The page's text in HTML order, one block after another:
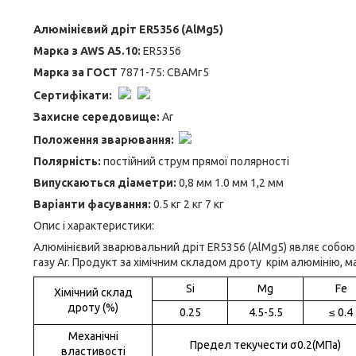
Алюмінієвий дріт ER5356 (AlMg5)
Марка з AWS A5.10: ER5356
Марка за ГОСТ 7871-75: СВАМг5
Сертифікати:
Захисне середовище: Ar
Положення зварювання:
Полярність: постійний струм прямої полярності
Випускаються діаметри: 0,8 мм 1.0 мм 1,2 мм
Варіанти фасування: 0.5 кг 2 кг 7 кг
Опис і характеристики:
Алюмінієвий зварювальний дріт ER5356 (AlMg5) являє
газу Ar. Продукт за хімічним складом дроту крім
Хімічний склад
дроту (%)
Si Mg
Fe
0.25
4.5-5.5
≤ 0.4
Механічні
властивості
Предел текучести σ0.2(MПа)